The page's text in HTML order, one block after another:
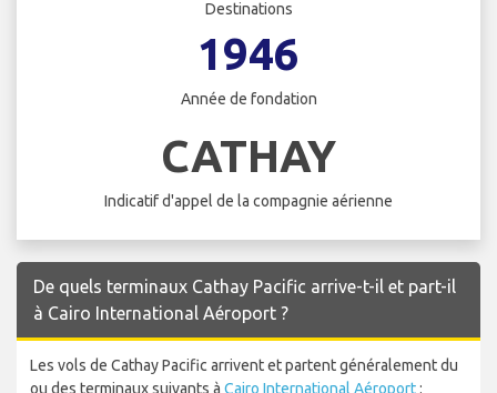
Destinations
1946
Année de fondation
CATHAY
Indicatif d'appel de la compagnie aérienne
De quels terminaux Cathay Pacific arrive-t-il et part-il
à Cairo International Aéroport ?
Les vols de Cathay Pacific arrivent et partent généralement du
ou des terminaux suivants à Cairo International Aéroport: